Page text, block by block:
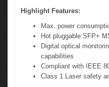
Highlight Features:
Max. power
Hot pluggable SFP+
Digital optical
capabilities
Compliant with IEEE
Class 1 Laser safety